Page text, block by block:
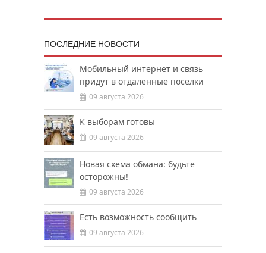
ПОСЛЕДНИЕ НОВОСТИ
Мобильный интернет и связь
придут в отдаленные поселки
09 августа 2026
К выборам готовы
09 августа 2026
Новая схема обмана: будьте
осторожны!
09 августа 2026
Есть возможность сообщить
09 августа 2026